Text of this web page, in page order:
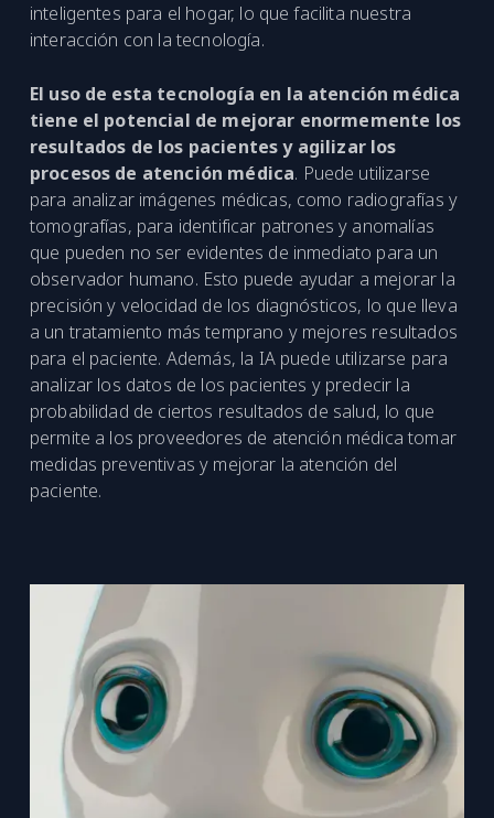
inteligentes para el hogar, lo que facilita nuestra
interacción con la tecnología.
El uso de esta tecnología en la atención médica
tiene el potencial de mejorar enormemente los
resultados de los pacientes y agilizar los
procesos de atención médica. Puede utilizarse
para analizar imágenes médicas, como radiografías y
tomografías, para identificar patrones y anomalías
que pueden no ser evidentes de inmediato para un
observador humano. Esto puede ayudar a mejorar la
precisión y velocidad de los diagnósticos, lo que lleva
a un tratamiento más temprano y mejores resultados
para el paciente. Además, la IA puede utilizarse para
analizar los datos de los pacientes y predecir la
probabilidad de ciertos resultados de salud, lo que
permite a los proveedores de atención médica tomar
medidas preventivas y mejorar la atención del
paciente.